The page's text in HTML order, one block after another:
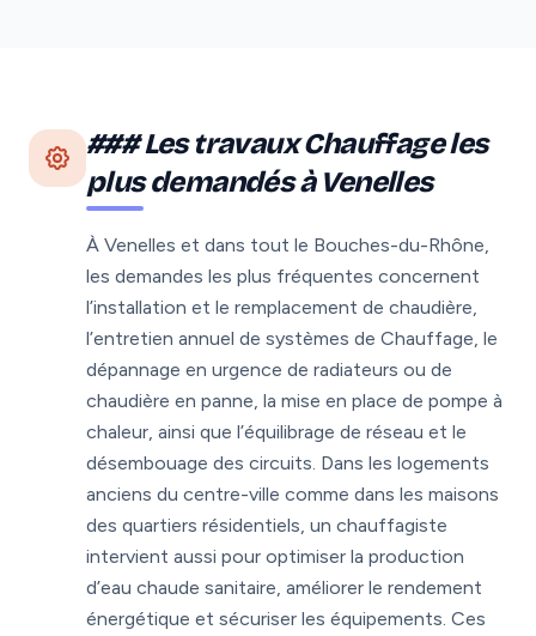
### Les travaux Chauffage les
plus demandés à Venelles
À Venelles et dans tout le Bouches-du-Rhône,
les demandes les plus fréquentes concernent
l’installation et le remplacement de chaudière,
l’entretien annuel de systèmes de Chauffage, le
dépannage en urgence de radiateurs ou de
chaudière en panne, la mise en place de pompe à
chaleur, ainsi que l’équilibrage de réseau et le
désembouage des circuits. Dans les logements
anciens du centre-ville comme dans les maisons
des quartiers résidentiels, un chauffagiste
intervient aussi pour optimiser la production
d’eau chaude sanitaire, améliorer le rendement
énergétique et sécuriser les équipements. Ces